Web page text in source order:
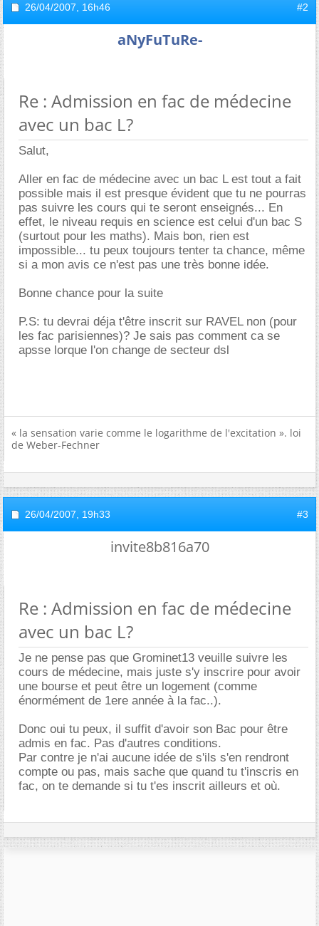
26/04/2007, 16h46 #2
aNyFuTuRe-
Re : Admission en fac de médecine
avec un bac L?
Salut,
Aller en fac de médecine avec un bac L est tout a fait
possible mais il est presque évident que tu ne pourras
pas suivre les cours qui te seront enseignés... En
effet, le niveau requis en science est celui d'un bac S
(surtout pour les maths). Mais bon, rien est
impossible... tu peux toujours tenter ta chance, même
si a mon avis ce n'est pas une très bonne idée.
Bonne chance pour la suite
P.S: tu devrai déja t'être inscrit sur RAVEL non (pour
les fac parisiennes)? Je sais pas comment ca se
apsse lorque l'on change de secteur dsl
« la sensation varie comme le logarithme de l'excitation ». loi
de Weber-Fechner
26/04/2007, 19h33 #3
invite8b816a70
Re : Admission en fac de médecine
avec un bac L?
Je ne pense pas que Grominet13 veuille suivre les
cours de médecine, mais juste s'y inscrire pour avoir
une bourse et peut être un logement (comme
énormément de 1ere année à la fac..).
Donc oui tu peux, il suffit d'avoir son Bac pour être
admis en fac. Pas d'autres conditions.
Par contre je n'ai aucune idée de s'ils s'en rendront
compte ou pas, mais sache que quand tu t'inscris en
fac, on te demande si tu t'es inscrit ailleurs et où.